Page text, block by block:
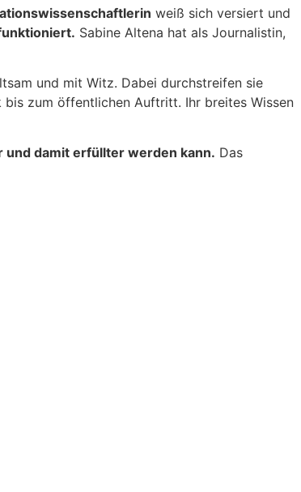
weiß sich versiert und
Sabine Altena hat als Journalistin,
und mit Witz. Dabei durchstreifen sie
bis zum öffentlichen Auftritt. Ihr breites Wissen
und damit erfüllter werden kann. Das